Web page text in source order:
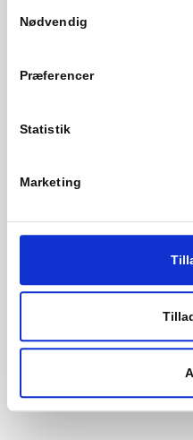
Nødvendig
Præferencer
Statistik
Marketing